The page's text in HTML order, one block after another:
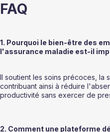
FAQ
1. Pourquoi le bien-être des
l'assurance maladie est-il
Il soutient les soins précoces, la
contribuant ainsi à réduire
productivité sans exercer de
2. Comment une plateforme